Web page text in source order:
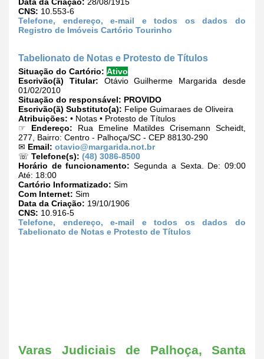
CNS: 10.553-6
Telefone, endereço, e-mail e todos os dados do
Registro de Imóveis Cartório Tourinho
Tabelionato de Notas e Protesto de Títulos
Situação do Cartório: Ativo
Escrivão(ã) Titular: Otávio Guilherme Margarida desde
01/02/2010
Situação do responsável: PROVIDO
Escrivão(ã) Substituto(a): Felipe Guimaraes de Oliveira
Atribuições: • Notas • Protesto de Títulos
☞ Endereço: Rua Emeline Matildes Crisemann Scheidt,
277, Bairro: Centro - Palhoça/SC - CEP 88130-290
✉ Email: otavio@margarida.not.br
☏ Telefone(s): (48) 3086-8500
Horário de funcionamento: Segunda a Sexta. De: 09:00
Até: 18:00
Cartório Informatizado: Sim
Com Internet: Sim
Data da Criação: 19/10/1906
CNS: 10.916-5
Telefone, endereço, e-mail e todos os dados do
Tabelionato de Notas e Protesto de Títulos
Varas Judiciais de Palhoça, Santa